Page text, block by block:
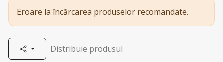
Eroare la încărcarea produselor recomandate.
Distribuie produsul